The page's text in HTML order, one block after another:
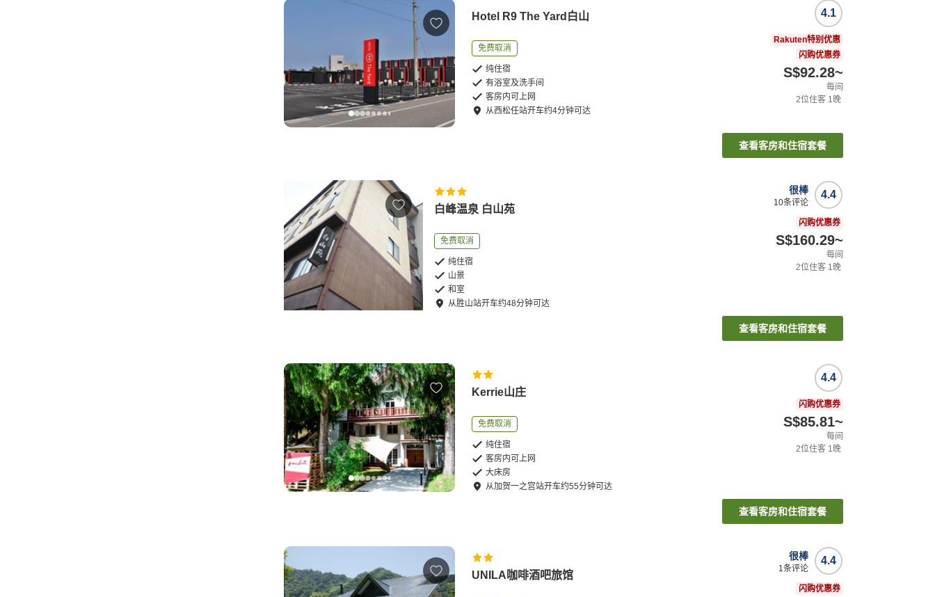
Hotel R9 The Yard白山
免费取消
纯住宿
有浴室及洗手间
客房内可上网
从西松任站开车约4分钟可达
4.1
Rakuten特别优惠
闪购优惠券
S$92.28~
每间
2位住客 1晚
查看客房和住宿套餐
白峰温泉 白山苑
免费取消
纯住宿
山景
和室
从胜山站开车约48分钟可达
4.4
很棒
10条评论
闪购优惠券
S$160.29~
每间
2位住客 1 晚
查看客房和住宿套餐
Kerrie山庄
免费取消
纯住宿
客房内可上网
大床房
从加贺一之宫站开车约55分钟可达
4.4
闪购优惠券
S$85.81~
每间
2位住客 1晚
查看客房和住宿套餐
UNILA咖啡酒吧旅馆
4.4
很棒
1条评论
闪购优惠券